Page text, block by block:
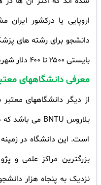
اروپایی یا درکشور
دانشجو برای رشته های
بایستی ۲۵۰۰ تا ۴۰۰ دلار شهریه پرداخت نماید.
معرفی دانشگاههای
از دیگر دانشگاههای
بلاروس BNTU می باشد که
است. این دانشگاه در
بزرگترین مراکز علمی و
نزدیک به پنجاه هزار